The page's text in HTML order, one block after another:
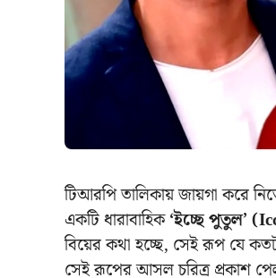
টিআরপি তালিকায় জায়গা করে
একটি ধারাবাহিক‘ইচ্ছে পুতুল’
বিয়ের কথা হচ্ছে, সেই রূপ যে
সেই রূপের আসল চরিত্র প্রকাশ